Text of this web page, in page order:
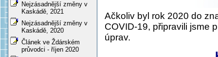
Nejzásadnější změny v
Kaskádě, 2021
Nejzásadnější změny v
Kaskádě, 2020
Článek ve Ždárském
průvodci - říjen 2020
Ačkoliv byl rok 2020 do
COVID-19, připravili jsme
úprav.